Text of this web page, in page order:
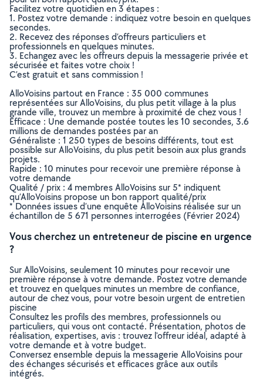
Facilitez votre quotidien en 3 étapes :
1. Postez votre demande : indiquez votre besoin en quelques
secondes.
2. Recevez des réponses d’offreurs particuliers et
professionnels en quelques minutes.
3. Echangez avec les offreurs depuis la messagerie privée et
sécurisée et faites votre choix !
C’est gratuit et sans commission !
AlloVoisins partout en France : 35 000 communes
représentées sur AlloVoisins, du plus petit village à la plus
grande ville, trouvez un membre à proximité de chez vous !
Efficace : Une demande postée toutes les 10 secondes, 3.6
millions de demandes postées par an
Généraliste : 1 250 types de besoins différents, tout est
possible sur AlloVoisins, du plus petit besoin aux plus grands
projets.
Rapide : 10 minutes pour recevoir une première réponse à
votre demande
Qualité / prix : 4 membres AlloVoisins sur 5* indiquent
qu’AlloVoisins propose un bon rapport qualité/prix
* Données issues d’une enquête AlloVoisins réalisée sur un
échantillon de 5 671 personnes interrogées (Février 2024)
Vous cherchez un entreteneur de piscine en urgence
?
Sur AlloVoisins, seulement 10 minutes pour recevoir une
première réponse à votre demande. Postez votre demande
et trouvez en quelques minutes un membre de confiance,
autour de chez vous, pour votre besoin urgent de entretien
piscine
Consultez les profils des membres, professionnels ou
particuliers, qui vous ont contacté. Présentation, photos de
réalisation, expertises, avis : trouvez l'offreur idéal, adapté à
votre demande et à votre budget.
Conversez ensemble depuis la messagerie AlloVoisins pour
des échanges sécurisés et efficaces grâce aux outils
intégrés.